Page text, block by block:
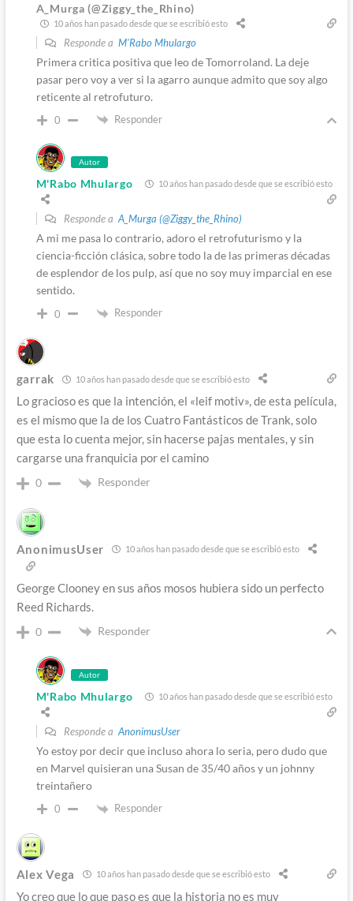
A_Murga (@Ziggy_the_Rhino)
10 años han pasado desde que se escribió esto
Responde a M'Rabo Mhulargo
Primera critica positiva que leo de Tomorroland. La deje
pasar pero voy a ver si la agarro aunque admito que soy algo
reticente al retrofuturo.
0 Responder
Autor
M'Rabo Mhulargo 10 años han pasado desde que se escribió esto
Responde aA_Murga (@Ziggy_the_Rhino)
A mi me pasa lo contrario, adoro el retrofuturismo y la
ciencia-ficción clásica, sobre todo la de las primeras décadas
de esplendor de los pulp, así que no soy muy imparcial en ese
sentido.
0 Responder
garrak 10 años han pasado desde que se escribió esto
Lo gracioso es que la intención, el «leif motiv», de esta película,
es el mismo que la de los Cuatro Fantásticos de Trank, solo
que esta lo cuenta mejor, sin hacerse pajas mentales, y sin
cargarse una franquicia por el camino
0 Responder
AnonimusUser 10 años han pasado desde que se escribió esto
George Clooney en sus años mosos hubiera sido un perfecto
Reed Richards.
0 Responder
Autor
M'Rabo Mhulargo 10 años han pasado desde que se escribió esto
Responde a AnonimusUser
Yo estoy por decir que incluso ahora lo seria, pero dudo que
en Marvel quisieran una Susan de 35/40 años y un johnny
treintañero
0 Responder
Alex Vega 10 años han pasado desde que se escribió esto
Yo creo que lo que paso es que la historia no es muy